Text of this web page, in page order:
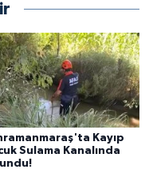
Kayıp
Sulama Kanalında